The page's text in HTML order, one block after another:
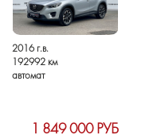
2016 г.в.
192992 км
автомат
1 849 000 РУБ